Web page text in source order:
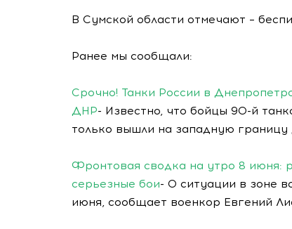
В Сумской области отмечают –
Ранее мы сообщали:
Срочно! Танки России в
ДНР- Известно, что бойцы 90-й
только вышли на западную границу
Фронтовая сводка на утро 8 июня:
серьезные бои- О ситуации в зоне
июня, сообщает военкор Евгений